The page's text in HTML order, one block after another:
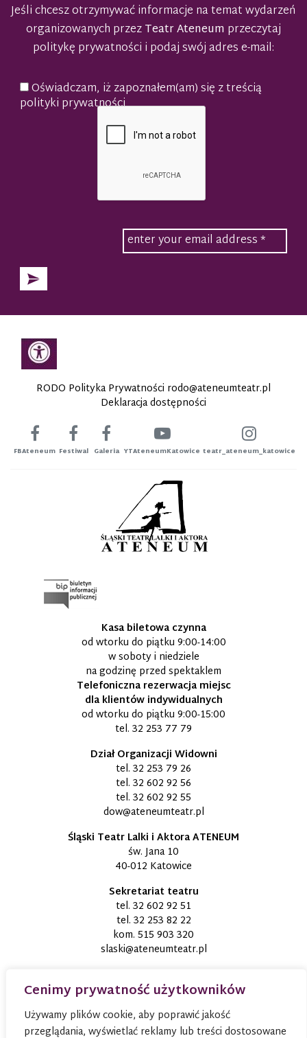
Cenimy prywatność użytkowników
Używamy plików cookie, aby poprawić jakość
przeglądania, wyświetlać reklamy lub treści dostosowane
Jeśli chcesz otrzymywać informacje na temat wydarzeń
organizowanych przezTeatr Ateneum przeczytaj
politykę prywatności i podaj swój adres e-mail:
Oświadczam, iż zapoznałem(am) się z treścią
polityki prywatności
RODO Polityka Prywatności rodo@ateneumteatr.pl
Deklaracja dostępności
FBAteneum Festiwal Galeria YTAteneumKatowice teatr_ateneum_katowice
Kasa biletowa czynna
od wtorku do piątku 9:00-14:00
w soboty i niedziele
na godzinę przed spektaklem
Telefoniczna rezerwacja miejsc
dla klientów indywidualnych
od wtorku do piątku 9:00-15:00
tel. 32 253 77 79
Dział Organizacji Widowni
tel. 32 253 79 26
tel. 32 602 92 56
tel. 32 602 92 55
dow@ateneumteatr.pl
Śląski Teatr Lalki i Aktora ATENEUM
św. Jana 10
40-012 Katowice
Sekretariat teatru
tel. 32 602 92 51
tel. 32 253 82 22
kom. 515 903 320
slaski@ateneumteatr.pl